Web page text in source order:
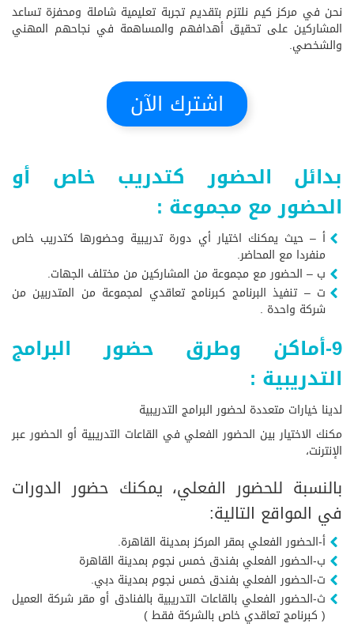
نحن في مركز كيم نلتزم بتقديم تجربة تعليمية شاملة ومحفزة تساعد
المشاركين على تحقيق أهدافهم والمساهمة في نجاحهم المهني
والشخصي.
اشترك الآن
بدائل الحضور كتدريب خاص أو
الحضور مع مجموعة :
أ – حيث يمكنك اختيار أي دورة تدريبية وحضورها كتدريب خاص
منفردا مع المحاضر.
ب – الحضور مع مجموعة من المشاركين من مختلف الجهات.
ت – تنفيذ البرنامج كبرنامج تعاقدي لمجموعة من المتدربين من
شركة واحدة .
9-أماكن وطرق حضور البرامج
التدريبية :
لدينا خيارات متعددة لحضور البرامج التدريبية
مكنك الاختيار بين الحضور الفعلي في القاعات التدريبية أو الحضور عبر
الإنترنت،
بالنسبة للحضور الفعلي، يمكنك حضور الدورات
في المواقع التالية:
أ-الحضور الفعلي بمقر المركز بمدينة القاهرة.
ب-الحضور الفعلي بفندق خمس نجوم بمدينة القاهرة
ت-الحضور الفعلي بفندق خمس نجوم بمدينة دبي.
ث-الحضور الفعلي بالقاعات التدريبية بالفنادق أو مقر شركة العميل
( كبرنامج تعاقدي خاص بالشركة فقط )